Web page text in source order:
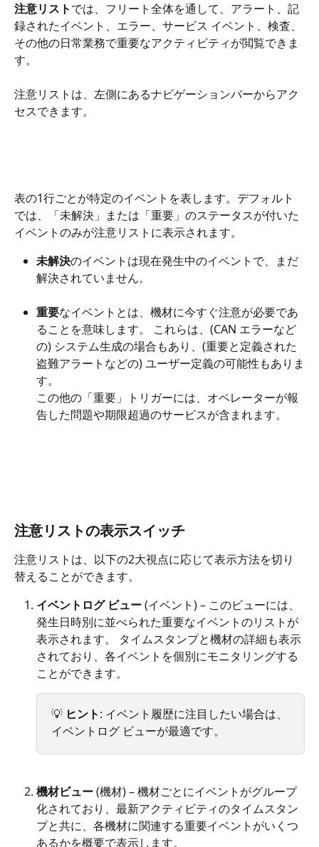
注意リストでは、フリート全体を通して、アラート、記
録されたイベント、エラー、サービス イベント、検査、
その他の日常業務で重要なアクティビティが閲覧できま
す。
注意リストは、左側にあるナビゲーションバーからアク
セスできます。
表の1行ごとが特定のイベントを表します。デフォルト
では、「未解決」または「重要」のステータスが付いた
イベントのみが注意リストに表示されます。
未解決のイベントは現在発生中のイベントで、まだ
解決されていません。
重要なイベントとは、機材に今すぐ注意が必要であ
ることを意味します。 これらは、(CAN エラーなど
の) システム生成の場合もあり、(重要と定義された
盗難アラートなどの) ユーザー定義の可能性もありま
す。
この他の「重要」トリガーには、オペレーターが報
告した問題や期限超過のサービスが含まれます。
注意リストの表示スイッチ
注意リストは、以下の2大視点に応じて表示方法を切り
替えることができます。
イベントログ ビュー (イベント) – このビューには、
発生日時別に並べられた重要なイベントのリストが
表示されます。 タイムスタンプと機材の詳細も表示
されており、各イベントを個別にモニタリングする
ことができます。
💡 ヒント: イベント履歴に注目したい場合は、
イベントログ ビューが最適です。
機材ビュー (機材) – 機材ごとにイベントがグループ
化されており、最新アクティビティのタイムスタン
プと共に、各機材に関連する重要イベントがいくつ
あるかを概要で表示します。